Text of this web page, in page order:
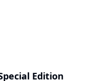
Edition